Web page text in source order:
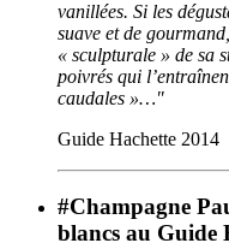
vanillées. Si les
suave et de
« sculpturale » de sa
poivrés qui
caudales »…"
Guide Hachette 2014
#Champagne
blancs au Guide